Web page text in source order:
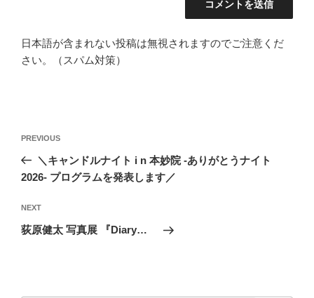
日本語が含まれない投稿は無視されますのでご注意くだ
さい。（スパム対策）
ナ
ゲ
ー
Previous
Post
PREVIOUS
＼キャンドルナイト i n 本妙院 -ありがとうナイト
2026- プログラムを発表します／
Next
Post
NEXT
荻原健太 写真展 『Diary…